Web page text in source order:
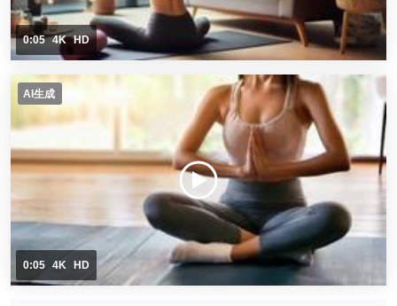
0:05 4K HD
AI生成
0:05 4K HD